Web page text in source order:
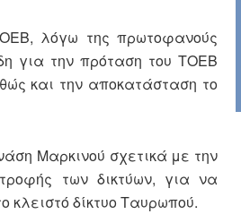
λόγω της πρωτοφανούς
για την πρόταση του ΤΟΕΒ
και την αποκατάσταση το
Μαρκινού σχετικά με την
των δικτύων, για να
κλειστό δίκτυο Ταυρωπού.